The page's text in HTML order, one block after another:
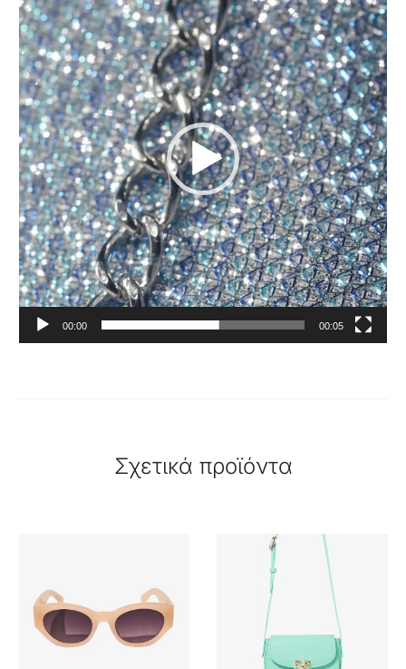
Αναπαραγωγής
Βίντεο
00:00 00:05
Σχετικά προϊόντα